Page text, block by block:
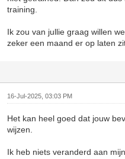
training.
Ik zou van jullie graag willen
zeker een maand er op laten
16-Jul-2025, 03:03 PM
Het kan heel goed dat jouw
wijzen.
Ik heb niets veranderd aan